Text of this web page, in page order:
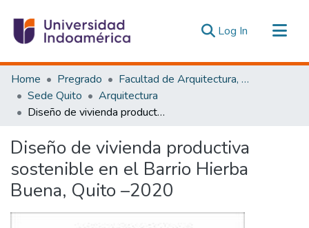
Log In (current)
Communities & Collections
All of DSpace
Statistics
Home Pregrado
Facultad de Arquitectura, Artes y Diseño
Sede Quito
Arquitectura
Diseño de vivienda productiva sostenible en el Barrio Hierba Buena, Quito –2020
Diseño de vivienda productiva
sostenible en el Barrio Hierba
Buena, Quito –2020